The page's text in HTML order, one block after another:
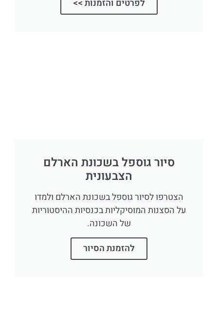
לפרטים והזמנות >>
סיור גוספל בשכונת הארלם
הצבעונית
הצטרפו לסיור גוספל בשכונת הארלם ולמדו
על הסצנות המוסיקליות בכנסיות ההיסטוריות
של השכונה.
להזמנת הסיור